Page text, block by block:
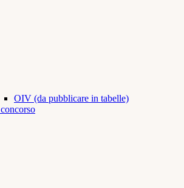
OIV (da pubblicare in tabelle)